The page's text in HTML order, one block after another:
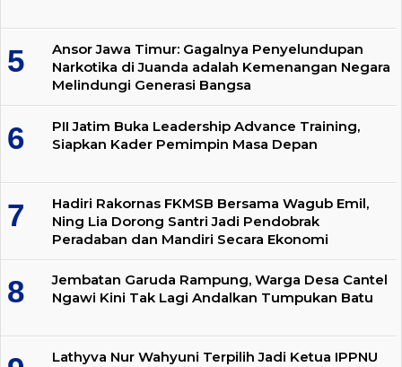
Ansor Jawa Timur: Gagalnya Penyelundupan
Narkotika di Juanda adalah Kemenangan Negara
Melindungi Generasi Bangsa
PII Jatim Buka Leadership Advance Training,
Siapkan Kader Pemimpin Masa Depan
Hadiri Rakornas FKMSB Bersama Wagub Emil,
Ning Lia Dorong Santri Jadi Pendobrak
Peradaban dan Mandiri Secara Ekonomi
Jembatan Garuda Rampung, Warga Desa Cantel
Ngawi Kini Tak Lagi Andalkan Tumpukan Batu
Lathyva Nur Wahyuni Terpilih Jadi Ketua IPPNU